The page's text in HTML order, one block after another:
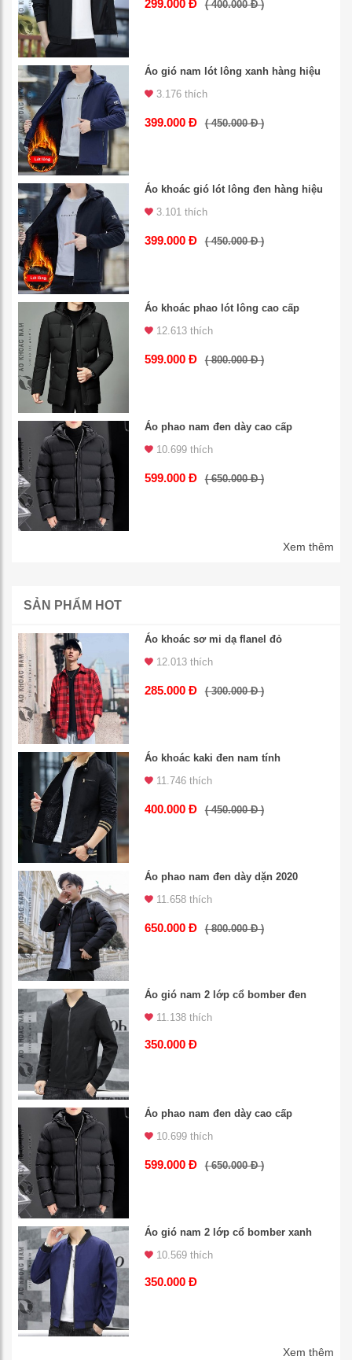
299.000 Đ ( 400.000 Đ )
Áo gió nam lót lông xanh hàng hiệu
3.176 thích
399.000 Đ ( 450.000 Đ )
Áo khoác gió lót lông đen hàng hiệu
3.101 thích
399.000 Đ ( 450.000 Đ )
Áo khoác phao lót lông cao cấp
12.613 thích
599.000 Đ ( 800.000 Đ )
Áo phao nam đen dày cao cấp
10.699 thích
599.000 Đ ( 650.000 Đ )
Xem thêm
SẢN PHẨM HOT
Áo khoác sơ mi dạ flanel đỏ
12.013 thích
285.000 Đ ( 300.000 Đ )
Áo khoác kaki đen nam tính
11.746 thích
400.000 Đ ( 450.000 Đ )
Áo phao nam đen dày dặn 2020
11.658 thích
650.000 Đ ( 800.000 Đ )
Áo gió nam 2 lớp cổ bomber đen
11.138 thích
350.000 Đ
Áo phao nam đen dày cao cấp
10.699 thích
599.000 Đ ( 650.000 Đ )
Áo gió nam 2 lớp cổ bomber xanh
10.569 thích
350.000 Đ
Xem thêm